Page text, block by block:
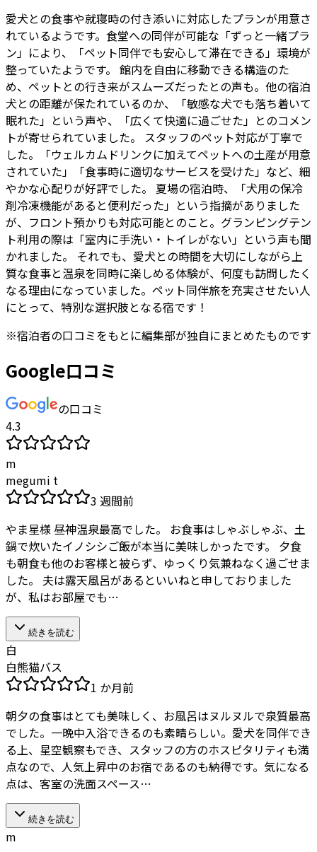
愛犬との食事や就寝時の付き添いに対応したプランが用意さ
れているようです。食堂への同伴が可能な「ずっと一緒プラ
ン」により、「ペット同伴でも安心して滞在できる」環境が
整っていたようです。 館内を自由に移動できる構造のた
め、ペットとの行き来がスムーズだったとの声も。他の宿泊
犬との距離が保たれているのか、「敏感な犬でも落ち着いて
眠れた」という声や、「広くて快適に過ごせた」とのコメン
トが寄せられていました。 スタッフのペット対応が丁寧で
した。「ウェルカムドリンクに加えてペットへの土産が用意
されていた」「食事時に適切なサービスを受けた」など、細
やかな心配りが好評でした。 夏場の宿泊時、「犬用の保冷
剤冷凍機能があると便利だった」という指摘がありました
が、フロント預かりも対応可能とのこと。グランピングテン
ト利用の際は「室内に手洗い・トイレがない」という声も聞
かれました。 それでも、愛犬との時間を大切にしながら上
質な食事と温泉を同時に楽しめる体験が、何度も訪問したく
なる理由になっていました。ペット同伴旅を充実させたい人
にとって、特別な選択肢となる宿です！
※宿泊者の口コミをもとに編集部が独自にまとめたものです
Google口コミ
の口コミ
4.3
m
megumi t
3 週間前
やま星様 昼神温泉最高でした。 お食事はしゃぶしゃぶ、土
鍋で炊いたイノシシご飯が本当に美味しかったです。 夕食
も朝食も他のお客様と被らず、ゆっくり気兼ねなく過ごせま
した。 夫は露天風呂があるといいねと申しておりました
が、私はお部屋でも…
続きを読む
白
白熊猫バス
1 か月前
朝夕の食事はとても美味しく、お風呂はヌルヌルで泉質最高
でした。一晩中入浴できるのも素晴らしい。愛犬を同伴でき
る上、星空観察もでき、スタッフの方のホスピタリティも満
点なので、人気上昇中のお宿であるのも納得です。気になる
点は、客室の洗面スペース…
続きを読む
m